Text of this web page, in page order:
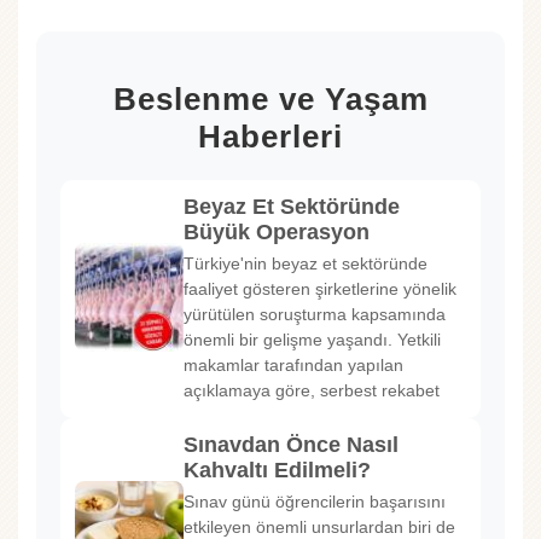
Beslenme ve Yaşam
Haberleri
Beyaz Et Sektöründe
Büyük Operasyon
Türkiye'nin beyaz et sektöründe
faaliyet gösteren şirketlerine yönelik
yürütülen soruşturma kapsamında
önemli bir gelişme yaşandı. Yetkili
makamlar tarafından yapılan
açıklamaya göre, serbest rekabet
Sınavdan Önce Nasıl
Kahvaltı Edilmeli?
Sınav günü öğrencilerin başarısını
etkileyen önemli unsurlardan biri de